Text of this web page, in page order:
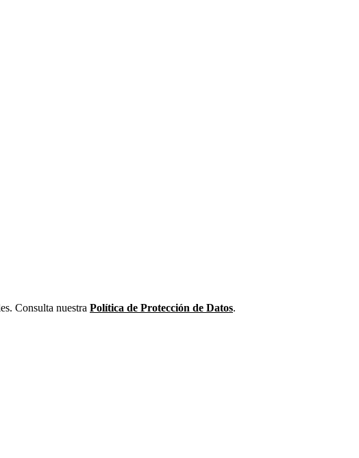
Consulta nuestra Política de Protección de Datos.